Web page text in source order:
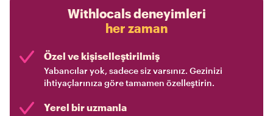
Withlocals deneyimleri
her zaman
Özel ve kişiselleştirilmiş
Yabancılar yok, sadece siz varsınız. Gezinizi
ihtiyaçlarınıza göre tamamen özelleştirin.
Yerel bir uzmanla